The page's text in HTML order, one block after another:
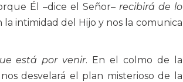
Él –dice el Señor– recibirá de lo
intimidad del Hijo y nos la comunica
está por venir. En el colmo de la
desvelará el plan misterioso de la